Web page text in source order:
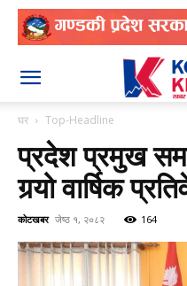
घर Top-Headline
प्रदेश प्रमुख
गर्‍यो वार्षिक
कोटखबर जेष्ठ १, २०८२ 164